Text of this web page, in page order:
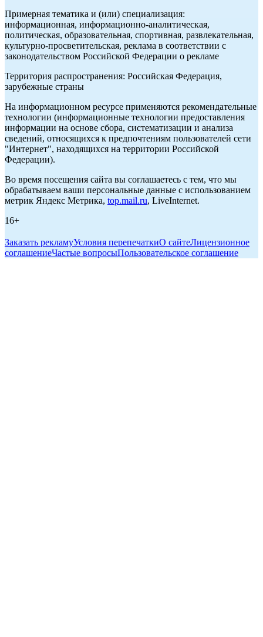
Примерная тематика и (или) специализация:
информационная, информационно-аналитическая,
политическая, образовательная, спортивная, развлекательная,
культурно-просветительская, реклама в соответствии с
законодательством Российской Федерации о рекламе
Территория распространения: Российская Федерация,
зарубежные страны
На информационном ресурсе применяются рекомендательные
технологии (информационные технологии предоставления
информации на основе сбора, систематизации и анализа
сведений, относящихся к предпочтениям пользователей сети
"Интернет", находящихся на территории Российской
Федерации).
Во время посещения сайта вы соглашаетесь с тем, что мы
обрабатываем ваши персональные данные с использованием
метрик Яндекс Метрика, top.mail.ru, LiveInternet.
16+
Заказать рекламуУсловия перепечаткиО сайтеЛицензионное
соглашениеЧастые вопросыПользовательское соглашение